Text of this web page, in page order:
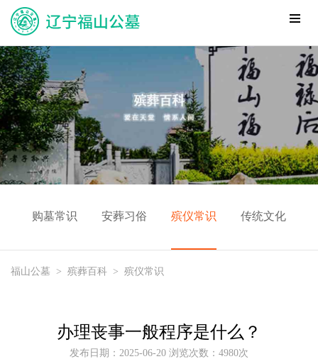
购墓常识 安葬习俗 殡仪常识 传统文化
福山公墓 > 殡葬百科 > 殡仪常识
办理丧事一般程序是什么？
发布日期：2025-06-20 浏览次数：4980次